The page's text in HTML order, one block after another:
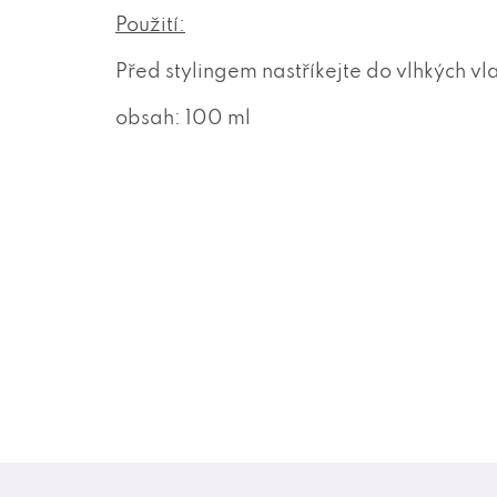
Použití:
Před stylingem nastříkejte do vlhkých
obsah: 100 ml